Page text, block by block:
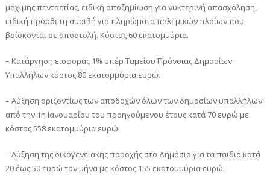
μάχιμης πενταετίας, ειδική αποζημίωση για νυκτερινή απασχόληση,
ειδική πρόσθετη αμοιβή για πληρώματα πολεμικών πλοίων που
βρίσκονται σε αποστολή. Κόστος 60 εκατομμύρια.
– Κατάργηση εισφοράς 1% υπέρ Ταμείου Πρόνοιας Δημοσίων
Υπαλλήλων κόστος 80 εκατομμύρια ευρώ.
– Αύξηση οριζοντίως των αποδοχών όλων των δημοσίων υπαλλήλων
από την 1η Ιανουαρίου του προηγούμενου έτους κατά 70 ευρώ με
κόστος 558 εκατομμύρια ευρώ.
– Αύξηση της οικογενειακής παροχής στο Δημόσιο για τα παιδιά κατά
20 έως 50 ευρώ τον μήνα με κόστος 155 εκατομμύρια ευρώ.